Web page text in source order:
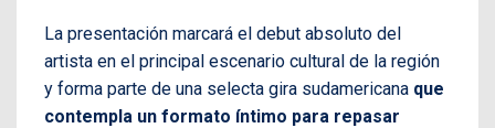
La presentación marcará el debut absoluto del
artista en el principal escenario cultural de la región
y forma parte de una selecta gira sudamericana que
contempla un formato íntimo para repasar